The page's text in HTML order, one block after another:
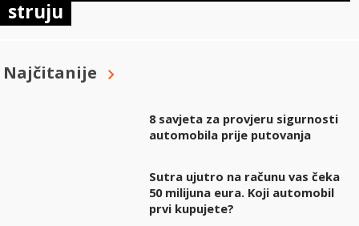
struju
Najčitanije
8 savjeta za provjeru sigurnosti
automobila prije putovanja
Sutra ujutro na računu vas čeka
50 milijuna eura. Koji automobil
prvi kupujete?